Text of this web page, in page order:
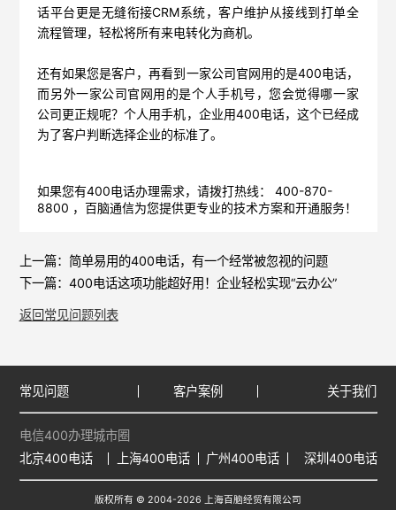
话平台更是无缝衔接CRM系统，客户维护从接线到打单全
流程管理，轻松将所有来电转化为商机。
还有如果您是客户，再看到一家公司官网用的是400电话，
而另外一家公司官网用的是个人手机号，您会觉得哪一家
公司更正规呢？个人用手机，企业用400电话，这个已经成
为了客户判断选择企业的标准了。
如果您有400电话办理需求，请拨打热线： 400-870-
8800 ，百脑通信为您提供更专业的技术方案和开通服务！
上一篇： 简单易用的400电话，有一个经常被忽视的问题
下一篇： 400电话这项功能超好用！企业轻松实现“云办公”
返回常见问题列表
常见问题 客户案例 关于我们
电信400办理城市圈
北京400电话
上海400电话 广州400电话 深圳400电话
版权所有 © 2004-2026 上海百脑经贸有限公司